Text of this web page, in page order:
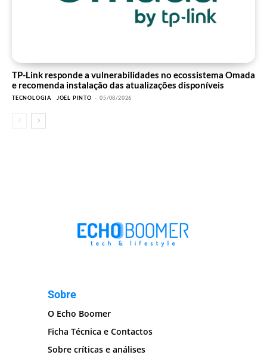
TP-Link responde a vulnerabilidades no ecossistema Omada
e recomenda instalação das atualizações disponíveis
TECNOLOGIA JOEL PINTO - 05/08/2026
Sobre
O Echo Boomer
Ficha Técnica e Contactos
Sobre críticas e análises